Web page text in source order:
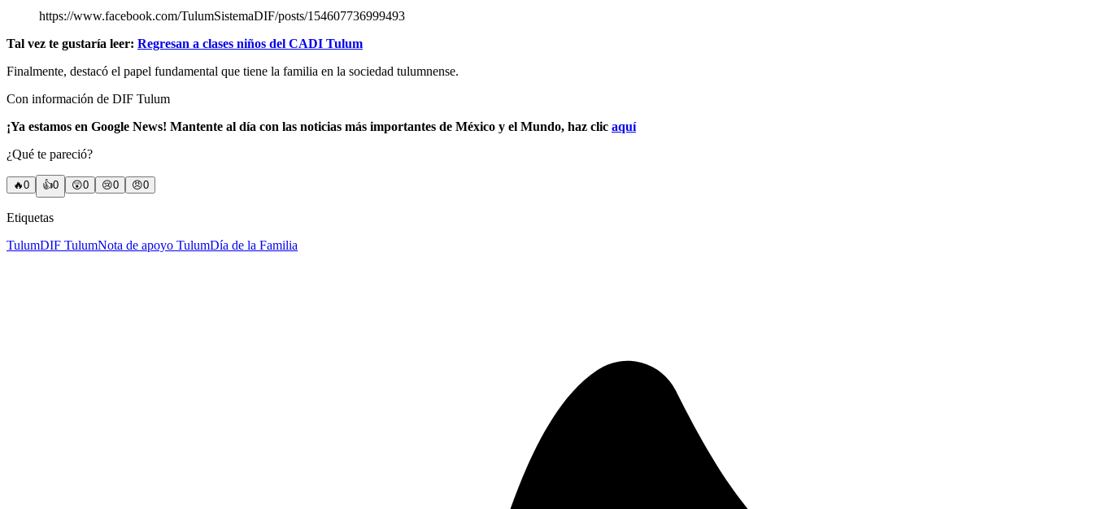
https://www.facebook.com/TulumSistemaDIF/posts/154607736999493
Tal vez te gustaría leer: Regresan a clases niños del CADI Tulum
Finalmente, destacó el papel fundamental que tiene la familia en la sociedad tulumnense.
Con información de DIF Tulum
¡Ya estamos en Google News! Mantente al día con las noticias más importantes de México y el Mundo, haz clic aquí
¿Qué te pareció?
🔥0 👍0 😲0 😢0 😠0
Etiquetas
TulumDIF TulumNota de apoyo TulumDía de la Familia